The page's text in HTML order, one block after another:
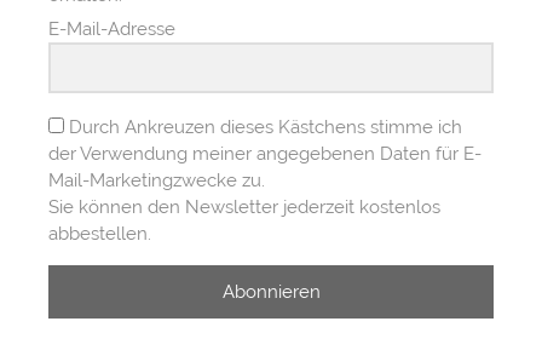
E-Mail-Adresse
Durch Ankreuzen dieses Kästchens stimme ich
der Verwendung meiner angegebenen Daten für E-
Mail-Marketingzwecke zu.
Sie können den Newsletter jederzeit kostenlos
abbestellen.
Abonnieren